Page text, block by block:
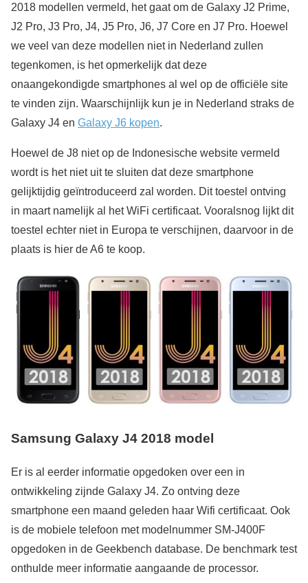
2018 modellen vermeld, het gaat om de Galaxy J2 Prime,
J2 Pro, J3 Pro, J4, J5 Pro, J6, J7 Core en J7 Pro. Hoewel
we veel van deze modellen niet in Nederland zullen
tegenkomen, is het opmerkelijk dat deze
onaangekondigde smartphones al wel op de officiële site
te vinden zijn. Waarschijnlijk kun je in Nederland straks de
Galaxy J4 en Galaxy J6 kopen.
Hoewel de J8 niet op de Indonesische website vermeld
wordt is het niet uit te sluiten dat deze smartphone
gelijktijdig geïntroduceerd zal worden. Dit toestel ontving
in maart namelijk al het WiFi certificaat. Vooralsnog lijkt dit
toestel echter niet in Europa te verschijnen, daarvoor in de
plaats is hier de A6 te koop.
Samsung Galaxy J4 2018 model
Er is al eerder informatie opgedoken over een in
ontwikkeling zijnde Galaxy J4. Zo ontving deze
smartphone een maand geleden haar Wifi certificaat. Ook
is de mobiele telefoon met modelnummer SM-J400F
opgedoken in de Geekbench database. De benchmark test
onthulde meer informatie aangaande de processor.